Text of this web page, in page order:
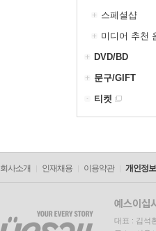
스페셜샵
미디어 추천
DVD/BD
문구/GIFT
티켓
회사소개 인재채용 이용약관 개인정
대표 : 김석